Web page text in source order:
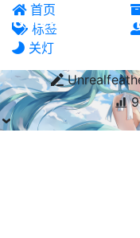
Unrealfeathers'
首页
标签
关灯